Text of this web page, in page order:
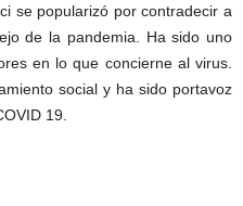
se popularizó por contradecir a
de la pandemia. Ha sido uno
en lo que concierne al virus.
social y ha sido portavoz
19.